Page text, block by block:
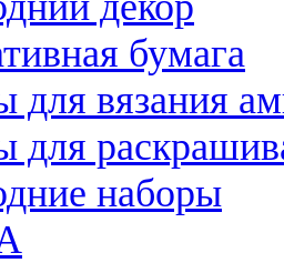
бумага
для вязания
для
наборы